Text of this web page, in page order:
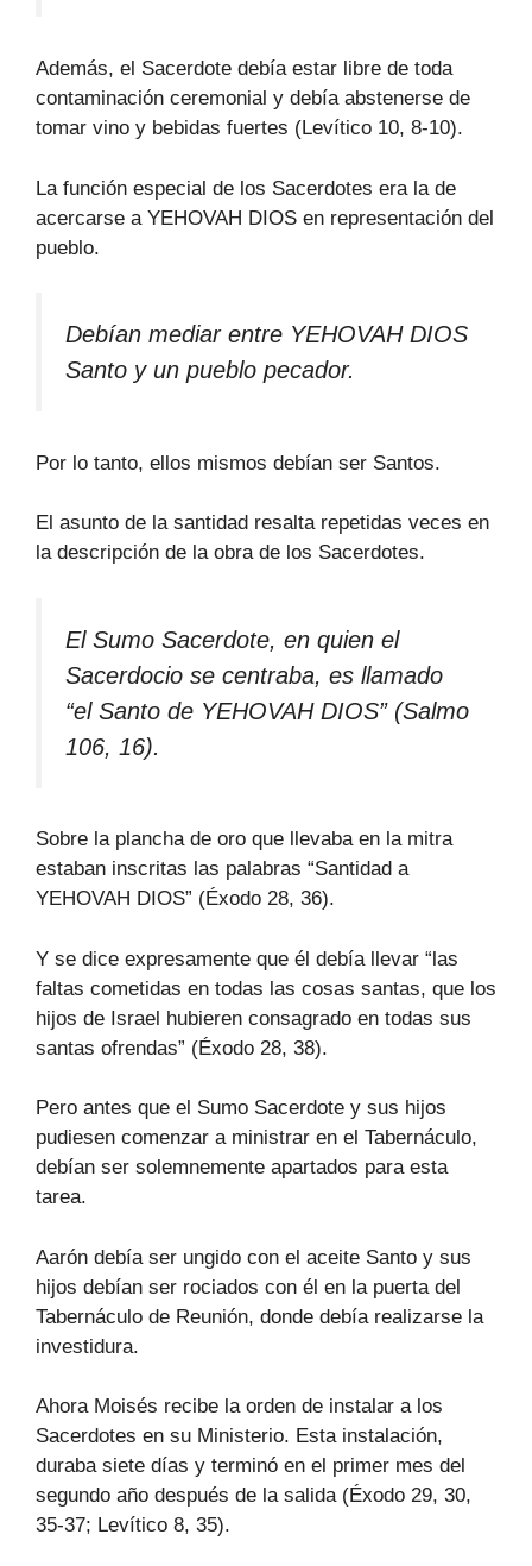
Además, el Sacerdote debía estar libre de toda
contaminación ceremonial y debía abstenerse de
tomar vino y bebidas fuertes (Levítico 10, 8-10).
La función especial de los Sacerdotes era la de
acercarse a YEHOVAH DIOS en representación del
pueblo.
Debían mediar entre YEHOVAH DIOS
Santo y un pueblo pecador.
Por lo tanto, ellos mismos debían ser Santos.
El asunto de la santidad resalta repetidas veces en
la descripción de la obra de los Sacerdotes.
El Sumo Sacerdote, en quien el
Sacerdocio se centraba, es llamado
“el Santo de YEHOVAH DIOS” (Salmo
106, 16).
Sobre la plancha de oro que llevaba en la mitra
estaban inscritas las palabras “Santidad a
YEHOVAH DIOS” (Éxodo 28, 36).
Y se dice expresamente que él debía llevar “las
faltas cometidas en todas las cosas santas, que los
hijos de Israel hubieren consagrado en todas sus
santas ofrendas” (Éxodo 28, 38).
Pero antes que el Sumo Sacerdote y sus hijos
pudiesen comenzar a ministrar en el Tabernáculo,
debían ser solemnemente apartados para esta
tarea.
Aarón debía ser ungido con el aceite Santo y sus
hijos debían ser rociados con él en la puerta del
Tabernáculo de Reunión, donde debía realizarse la
investidura.
Ahora Moisés recibe la orden de instalar a los
Sacerdotes en su Ministerio. Esta instalación,
duraba siete días y terminó en el primer mes del
segundo año después de la salida (Éxodo 29, 30,
35-37; Levítico 8, 35).